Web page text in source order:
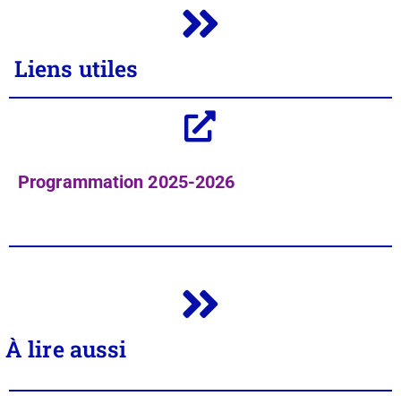
Liens utiles
Programmation 2025-2026
À lire aussi